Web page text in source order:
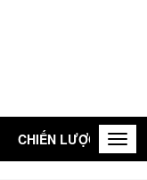
CHIẾN LƯỢC